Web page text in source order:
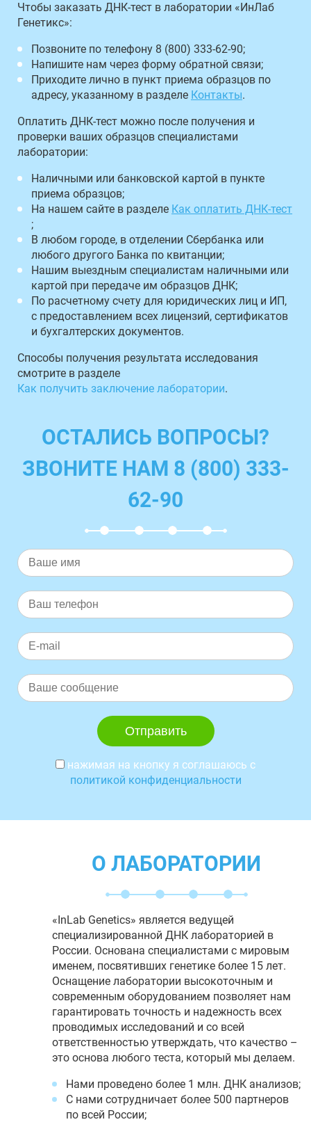
Чтобы заказать ДНК-тест в лаборатории «ИнЛаб
Генетикс»:
Позвоните по телефону 8 (800) 333-62-90;
Напишите нам через форму обратной связи;
Приходите лично в пункт приема образцов по
адресу, указанному в разделе Контакты.
Оплатить ДНК-тест можно после получения и
проверки ваших образцов специалистами
лаборатории:
Наличными или банковской картой в пункте
приема образцов;
На нашем сайте в разделе Как оплатить ДНК-тест
;
В любом городе, в отделении Сбербанка или
любого другого Банка по квитанции;
Нашим выездным специалистам наличными или
картой при передаче им образцов ДНК;
По расчетному счету для юридических лиц и ИП,
с предоставлением всех лицензий, сертификатов
и бухгалтерских документов.
Способы получения результата исследования
смотрите в разделе
Как получить заключение лаборатории.
ОСТАЛИСЬ ВОПРОСЫ?
ЗВОНИТЕ НАМ 8 (800) 333-
62-90
нажимая на кнопку я соглашаюсь с
политикой конфиденциальности
О ЛАБОРАТОРИИ
«InLab Genetics» является ведущей
специализированной ДНК лабораторией в
России. Основана специалистами с мировым
именем, посвятивших генетике более 15 лет.
Оснащение лаборатории высокоточным и
современным оборудованием позволяет нам
гарантировать точность и надежность всех
проводимых исследований и со всей
ответственностью утверждать, что качество –
это основа любого теста, который мы делаем.
Нами проведено более 1 млн. ДНК анализов;
С нами сотрудничает более 500 партнеров
по всей России;